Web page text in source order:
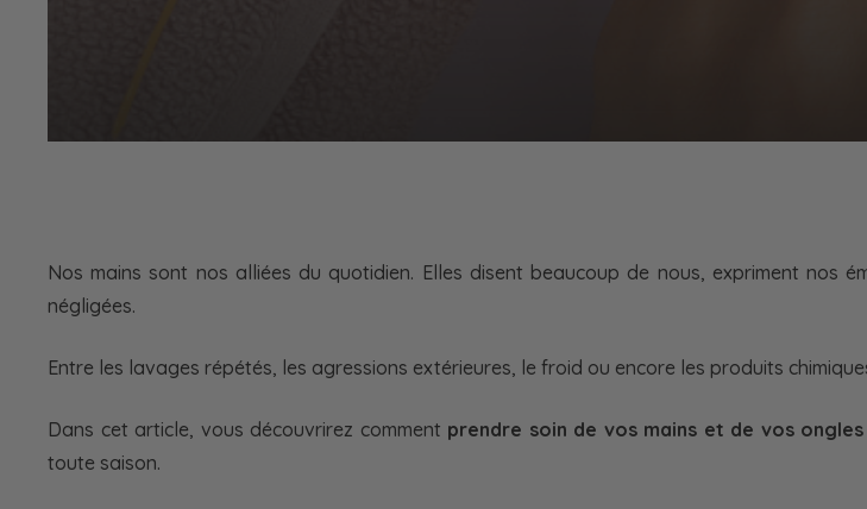
Nos mains sont nos alliées du quotidien. Elles disent beaucoup de nous, expriment
négligées.
Entre les lavages répétés, les agressions extérieures, le froid ou encore les produits
Dans cet article, vous découvrirez comment prendre soin de vos mains et de vos ongles
toute saison.